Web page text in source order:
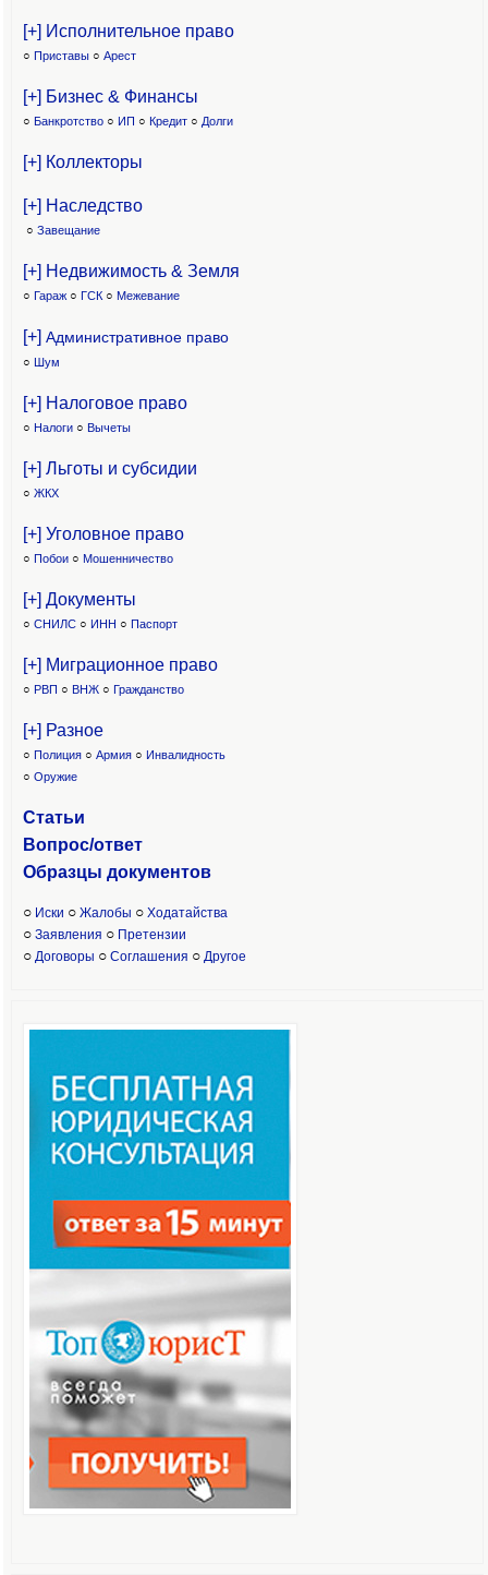
[+] Исполнительное право
○ Приставы ○ Арест
[+] Бизнес & Финансы
○ Банкротство ○ ИП ○ Кредит ○ Долги
[+] Коллекторы
[+] Наследство
○ Завещание
[+] Недвижимость & Земля
○ Гараж ○ ГСК ○ Межевание
[+] Административное право
○ Шум
[+] Налоговое право
○ Налоги ○ Вычеты
[+] Льготы и субсидии
○ ЖКХ
[+] Уголовное право
○ Побои ○ Мошенничество
[+] Документы
○ СНИЛС ○ ИНН ○ Паспорт
[+] Миграционное право
○ РВП ○ ВНЖ ○ Гражданство
[+] Разное
○ Полиция ○ Армия ○ Инвалидность
○ Оружие
Статьи
Вопрос/ответ
Образцы документов
○ Иски ○ Жалобы ○ Ходатайства
○ Заявления ○ Претензии
○ Договоры ○ Соглашения ○ Другое